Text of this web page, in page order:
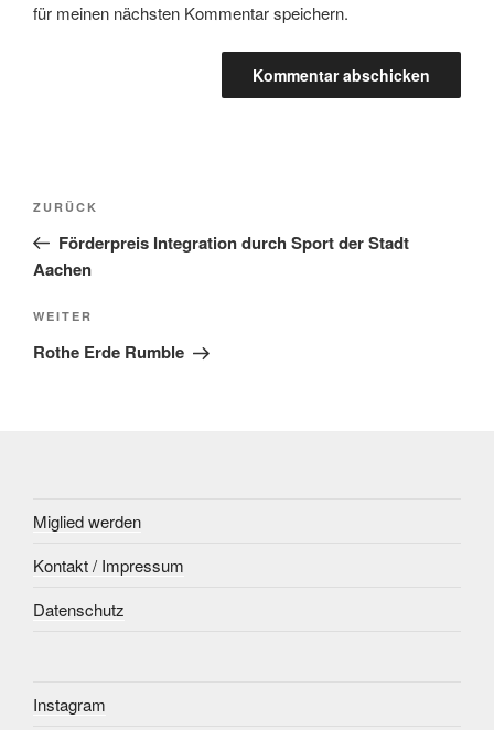
für meinen nächsten Kommentar speichern.
Beitragsnavigation
Vorheriger
Beitrag
ZURÜCK
Förderpreis Integration durch Sport der Stadt
Aachen
Nächster
Beitrag
WEITER
Rothe Erde Rumble
Miglied werden
Kontakt / Impressum
Datenschutz
Instagram